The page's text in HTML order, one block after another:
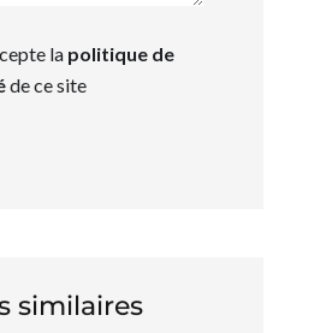
la politique de
de ce site
similaires